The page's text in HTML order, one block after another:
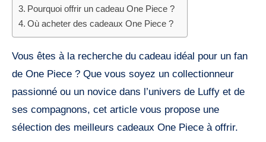
Pourquoi offrir un cadeau One Piece ?
Où acheter des cadeaux One Piece ?
Vous êtes à la recherche du cadeau idéal pour un fan
de One Piece ? Que vous soyez un collectionneur
passionné ou un novice dans l’univers de Luffy et de
ses compagnons, cet article vous propose une
sélection des meilleurs cadeaux One Piece à offrir.